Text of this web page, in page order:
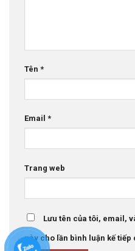
Tên *
Email *
Trang web
Lưu tên của tôi, email,
này cho lần bình luận kế tiếp